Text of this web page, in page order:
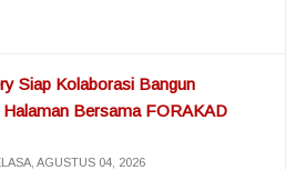
Siap Kolaborasi Bangun
Halaman Bersama FORAKAD
AGUSTUS 04, 2026